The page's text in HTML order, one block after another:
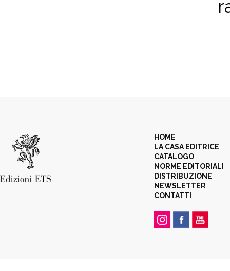
HOME
LA CASA EDITRICE
CATALOGO
NORME EDITORIALI
DISTRIBUZIONE
NEWSLETTER
CONTATTI